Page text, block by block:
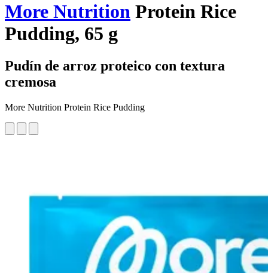
More Nutrition Protein Rice
Pudding, 65 g
Pudín de arroz proteico con textura
cremosa
More Nutrition Protein Rice Pudding